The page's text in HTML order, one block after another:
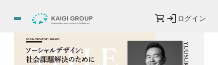
ログイン